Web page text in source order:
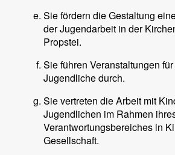
Sie fördern die Gestaltung
der Jugendarbeit in der
Propstei.
Sie führen Veranstaltungen
Jugendliche durch.
Sie vertreten die Arbeit mit
Jugendlichen im Rahmen
Verantwortungsbereiches in
Gesellschaft.